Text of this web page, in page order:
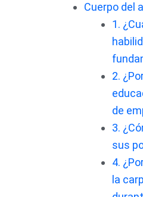
Cuerpo del
1.
2.
de
3.
sus
4.
la